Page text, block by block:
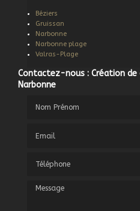
Béziers
Gruissan
Narbonne
Narbonne plage
Valras-Plage
Contactez-nous : Création de
Narbonne
Message